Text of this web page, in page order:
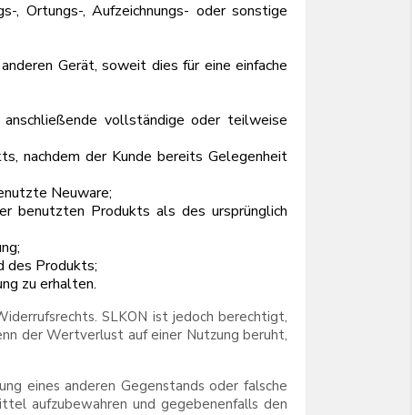
, Ortungs-, Aufzeichnungs- oder sonstige
Gerät, soweit dies für eine einfache
vollständige oder teilweise
nachdem der Kunde bereits Gelegenheit
Neuware;
benutzten Produkts als des ursprünglich
des Produkts;
zu erhalten.
SLKON ist jedoch berechtigt,
der Wertverlust auf einer Nutzung beruht,
eines anderen Gegenstands oder falsche
aufzubewahren und gegebenenfalls den